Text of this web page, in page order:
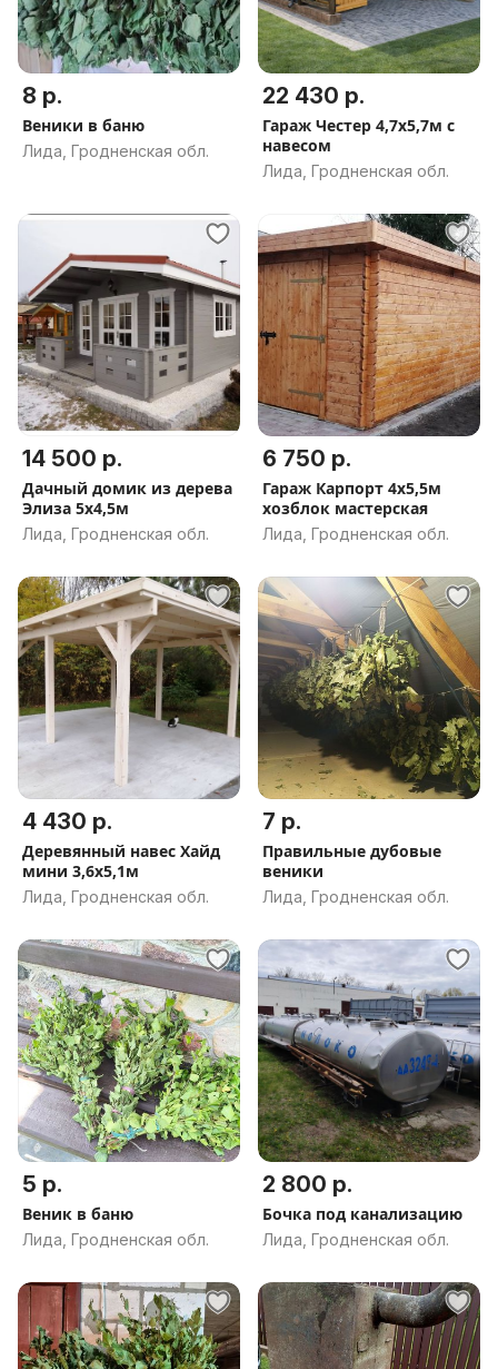
8 р.
Веники в баню
Лида, Гродненская обл.
22 430 р.
Гараж Честер 4,7х5,7м с
навесом
Лида, Гродненская обл.
14 500 р.
Дачный домик из дерева
Элиза 5х4,5м
Лида, Гродненская обл.
6 750 р.
Гараж Карпорт 4х5,5м
хозблок мастерская
Лида, Гродненская обл.
4 430 р.
Деревянный навес Хайд
мини 3,6х5,1м
Лида, Гродненская обл.
7 р.
Правильные дубовые
веники
Лида, Гродненская обл.
5 р.
Веник в баню
Лида, Гродненская обл.
2 800 р.
Бочка под канализацию
Лида, Гродненская обл.